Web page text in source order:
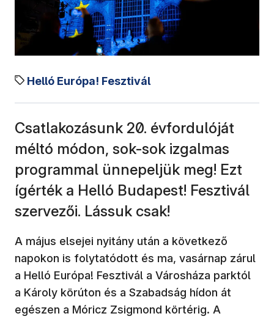
Helló Európa! Fesztivál
Csatlakozásunk 20. évfordulóját
méltó módon, sok-sok izgalmas
programmal ünnepeljük meg! Ezt
ígérték a Helló Budapest! Fesztivál
szervezői. Lássuk csak!
A május elsejei nyitány után a következő
napokon is folytatódott és ma, vasárnap zárul
a Helló Európa! Fesztivál a Városháza parktól
a Károly körúton és a Szabadság hídon át
egészen a Móricz Zsigmond körtérig. A